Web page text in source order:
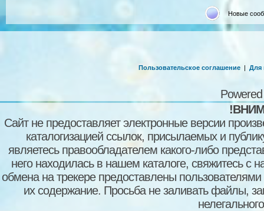
TimurN90:
и адвокатов
2026-06-11 20:36 @patriot67 :
@TimurN90:и
2026-06-04 22:13 @TimurN90:
2026-06-04 22:13 @TimurN90:
вашем рипе в кпк раз не
2026-06-04 22:10 @TimurN90 :и
трех сезонов
Новые
Пользовательское соглашение | Для
Сайт не предоставляет электронные версии
каталогизацией ссылок, присылаемых и
являетесь правообладателем какого-либо
него находилась в нашем каталоге, свяжитесь
обмена на трекере предоставлены пользователями
их содержание. Просьба не заливать файлы,